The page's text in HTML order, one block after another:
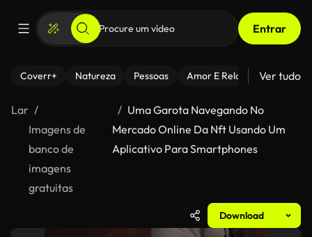
Entrar
Coverr+ Natureza Pessoas Amor E Relacionamentos
Ver tudo
Lar
Imagens de
banco de
imagens
gratuitas
Uma Garota Navegando No
Mercado Online Da Nft Usando Um
Aplicativo Para Smartphones
Download